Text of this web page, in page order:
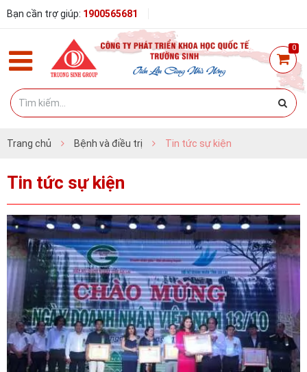
Bạn cần trợ giúp: 1900565681
0
Trang chủ Bệnh và điều trị Tin tức sự kiện
Tin tức sự kiện